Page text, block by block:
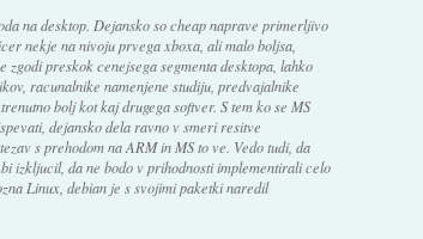
na desktop. Dejansko so cheap naprave primerljivo
nekje na nivoju prvega xboxa, ali malo boljsa,
preskok cenejsega segmenta desktopa, lahko
racunalnike namenjene studiju, predvajalnike
bolj kot kaj drugega softver. S tem ko se MS
dejansko dela ravno v smeri resitve
s prehodom na ARM in MS to ve. Vedo tudi, da
izkljucil, da ne bodo v prihodnosti implementirali celo
Linux, debian je s svojimi paketki naredil